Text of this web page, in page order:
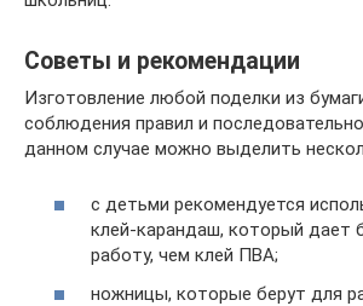
Советы и рекомендации
Изготовление любой поделки из
соблюдения правил и
данном случае можно выделить
с детьми рекомендуется
клей-карандаш, который дает
работу, чем клей ПВА;
ножницы, которые берут для